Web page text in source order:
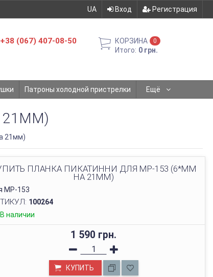
UA Вход Регистрация
+38 (067) 407-08-50 КОРЗИНА 0
Итого: 0 грн.
Патроны холодной пристрелки Ещё
21ММ)
21мм)
ПЛАНКА ПИКАТИННИ ДЛЯ МР-153 (6*ММ
НА 21ММ)
МР-153
100264
В наличии
1 590 грн.
КУПИТЬ